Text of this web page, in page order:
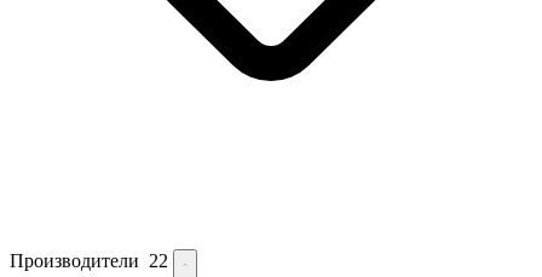
Производители 22